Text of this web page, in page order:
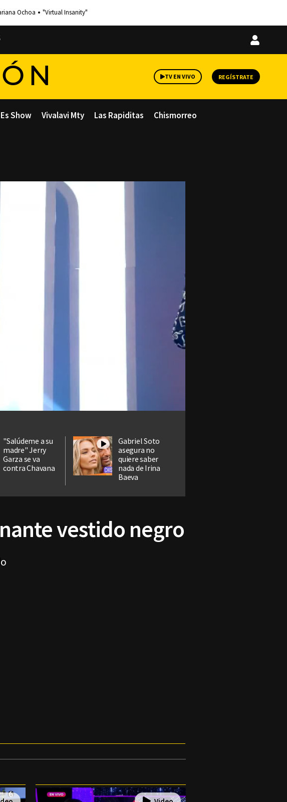
Ochoa "Virtual Insanity"
Iniciar
TV EN VIVO REGÍSTRATE
Es Show Vivalavi Mty Las Rapiditas Chismorreo
"Salúdeme a su
madre" Jerry
Garza se va
contra Chavana
Gabriel Soto
asegura no
quiere saber
nada de Irina
Baeva
vestido negro